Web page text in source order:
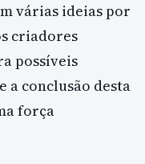
várias ideias por
criadores
possíveis
a conclusão desta
força